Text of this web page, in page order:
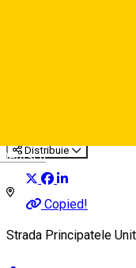
DeutschDistribuie
Copied!
Strada Principatele